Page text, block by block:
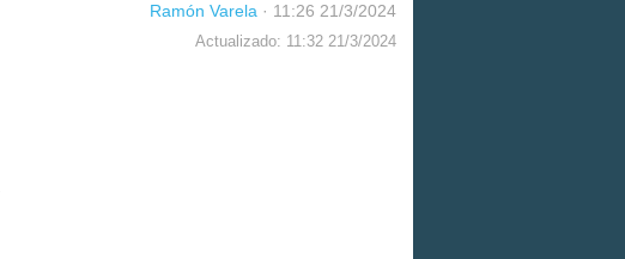
Ramón Varela · 11:26 21/3/2024
Actualizado: 11:32 21/3/2024